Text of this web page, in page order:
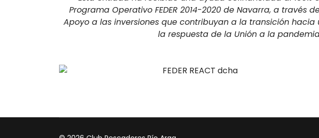
Programa Operativo FEDER 2014-2020 de Navarra, a través
Apoyo a las inversiones que contribuyan a la transición
la respuesta de la Unión a la pandemia